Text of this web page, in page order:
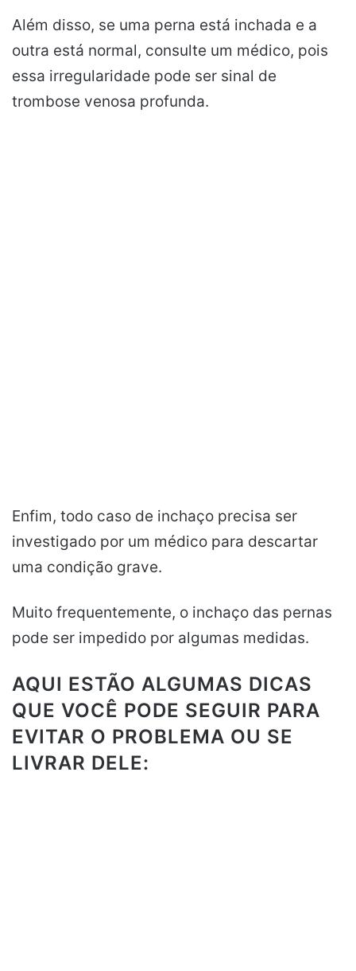
Além disso, se uma perna está inchada e a
outra está normal, consulte um médico, pois
essa irregularidade pode ser sinal de
trombose venosa profunda.
Enfim, todo caso de inchaço precisa ser
investigado por um médico para descartar
uma condição grave.
Muito frequentemente, o inchaço das pernas
pode ser impedido por algumas medidas.
AQUI ESTÃO ALGUMAS DICAS
QUE VOCÊ PODE SEGUIR PARA
EVITAR O PROBLEMA OU SE
LIVRAR DELE: